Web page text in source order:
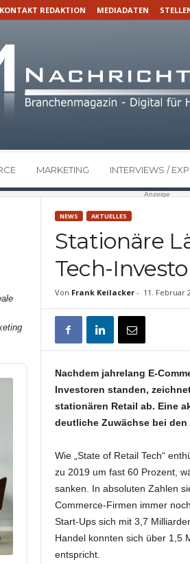
KONTAKT REDAKTION MEDIADATEN
MARKETING INTERVIEWS /
Anzeige
NEWS AKTUELLES
Stationäre
Tech-
Von Frank Keilacker- 11. Februar
Nachdem jahrelang E-
Investoren standen,
stationären Retail ab. Eine
deutliche Zuwächse bei
Wie „State of Retail Tech“
zu 2019 um fast 60 Prozent,
sanken. In absoluten Zahlen
Commerce-Firmen immer
Start-Ups sich mit 3,7
Handel konnten sich über 1,5
entspricht.